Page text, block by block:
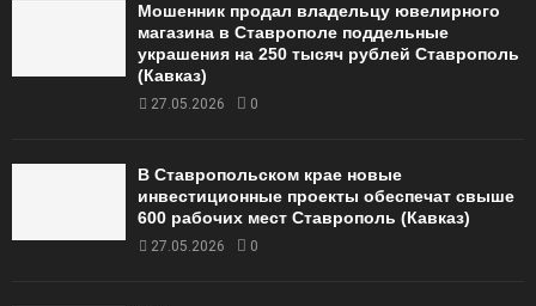
Мошенник продал владельцу ювелирного
магазина в Ставрополе поддельные
украшения на 250 тысяч рублей Ставрополь
(Кавказ)
27.05.2026 0
В Ставропольском крае новые
инвестиционные проекты обеспечат свыше
600 рабочих мест Ставрополь (Кавказ)
27.05.2026 0